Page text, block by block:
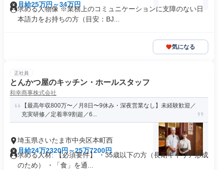
月給25万円～34万円
求める人物像 ※業務上のコミュニケーションに支障のない日
本語力をお持ちの方（目安：BJ...
気になる
正社員
とんかつ屋のキッチン・ホールスタッフ
和幸商事株式会社
【最高年収800万〜／月8日〜9休み・深夜営業なし】未経験歓迎／
充実研修／定着率9割超／6...
埼玉県さいたま市中央区本町西
月給24万2320円～25万7200円
求める人材: 【必須要件】 ・35歳以下の方（長期キャリア形成
のため） ・「食」を通...